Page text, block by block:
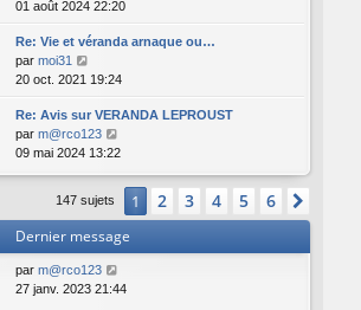
l
e
d
r
i
e
r
m
e
s
s
a
g
e
l
t
e
l
e
d
e
r
n
r
m
e
s
o
n
s
l
t
e
l
e
e
r
n
e
01 août 2024 22:20
Re: Vie et véranda arnaque ou…
par moi31
o
n
s
u
l
t
r
d
e
20 oct. 2021 19:24
Re: Avis sur VERANDA LEPROUST
par m@rco123
o
s
t
r
09 mai 2024 13:22
147 sujets 1 2 3 4 5 6
Dernier message
par m@rco123
27 janv. 2023 21:44